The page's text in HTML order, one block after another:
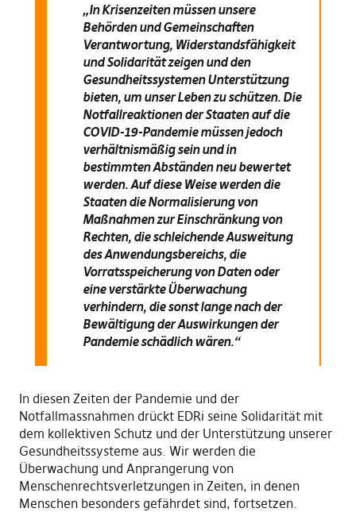
„In Krisenzeiten müssen unsere
Behörden und Gemeinschaften
Verantwortung, Widerstandsfähigkeit
und Solidarität zeigen und den
Gesundheitssystemen Unterstützung
bieten, um unser Leben zu schützen. Die
Notfallreaktionen der Staaten auf die
COVID-19-Pandemie müssen jedoch
verhältnismäßig sein und in
bestimmten Abständen neu bewertet
werden. Auf diese Weise werden die
Staaten die Normalisierung von
Maßnahmen zur Einschränkung von
Rechten, die schleichende Ausweitung
des Anwendungsbereichs, die
Vorratsspeicherung von Daten oder
eine verstärkte Überwachung
verhindern, die sonst lange nach der
Bewältigung der Auswirkungen der
Pandemie schädlich wären.“
In diesen Zeiten der Pandemie und der
Notfallmassnahmen drückt EDRi seine Solidarität mit
dem kollektiven Schutz und der Unterstützung unserer
Gesundheitssysteme aus. Wir werden die
Überwachung und Anprangerung von
Menschenrechtsverletzungen in Zeiten, in denen
Menschen besonders gefährdet sind, fortsetzen.